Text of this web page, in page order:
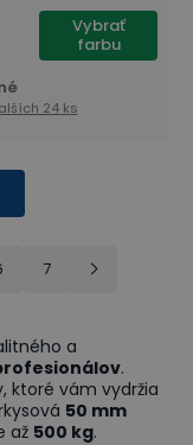
Vybrať
farbu
24 ks
7
a
.
ktoré vám vydržia
50 mm
až 500 kg.